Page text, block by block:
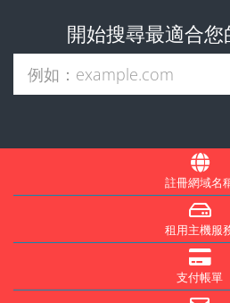
開始搜尋最適合您
註冊網域名
租用主機服
支付帳單